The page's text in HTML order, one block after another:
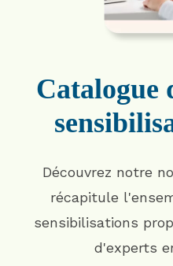
Catalogue
Découvrez notre
récapitule
sensibilisations
d'experts